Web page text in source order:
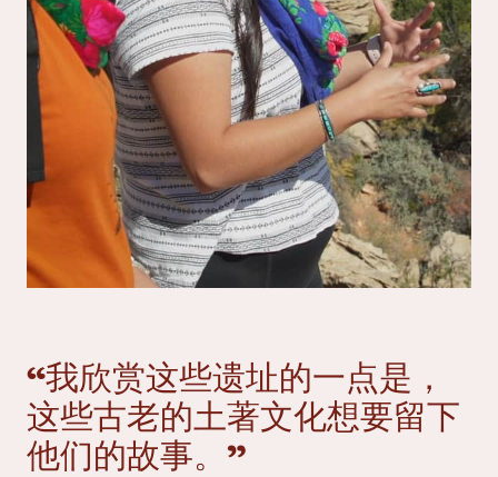
“我欣赏这些遗址的一点是，
这些古老的土著文化想要留下
他们的故事。”